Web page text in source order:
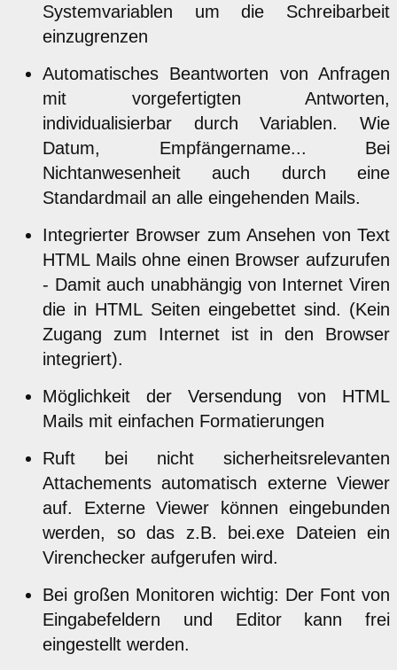
Systemvariablen um die Schreibarbeit
einzugrenzen
Automatisches Beantworten von Anfragen
mit vorgefertigten Antworten,
individualisierbar durch Variablen. Wie
Datum, Empfängername... Bei
Nichtanwesenheit auch durch eine
Standardmail an alle eingehenden Mails.
Integrierter Browser zum Ansehen von Text
HTML Mails ohne einen Browser aufzurufen
- Damit auch unabhängig von Internet Viren
die in HTML Seiten eingebettet sind. (Kein
Zugang zum Internet ist in den Browser
integriert).
Möglichkeit der Versendung von HTML
Mails mit einfachen Formatierungen
Ruft bei nicht sicherheitsrelevanten
Attachements automatisch externe Viewer
auf. Externe Viewer können eingebunden
werden, so das z.B. bei.exe Dateien ein
Virenchecker aufgerufen wird.
Bei großen Monitoren wichtig: Der Font von
Eingabefeldern und Editor kann frei
eingestellt werden.